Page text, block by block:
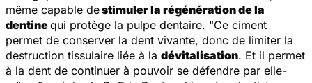
même capable destimuler la régénération de la
dentinequi protège la pulpe dentaire. "Ce ciment
permet de conserver la dent vivante, donc de limiter la
destruction tissulaire liée à la dévitalisation. Et il permet
à la dent de continuer à pouvoir se défendre par elle-